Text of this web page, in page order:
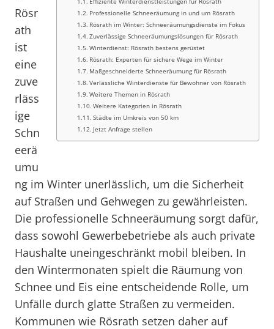
Professionelle Schneeräumung in und um Rösrath
Rösrath im Winter: Schneeräumungsdienste im Fokus
Zuverlässige Schneeräumungslösungen für Rösrath
Winterdienst: Rösrath bestens gerüstet
Rösrath: Experten für sichere Wege im Winter
Maßgeschneiderte Schneeräumung für Rösrath
Verlässliche Winterdienste für Bewohner von Rösrath
Weitere Themen in Rösrath
Weitere Kategorien in Rösrath
Städte im Umkreis von 50 km
Jetzt Anfrage stellen
Rösr
ath
ist
eine
zuve
rläss
ige
Schn
eerä
umu
ng im Winter unerlässlich, um die Sicherheit
auf Straßen und Gehwegen zu gewährleisten.
Die professionelle Schneeräumung sorgt dafür,
dass sowohl Gewerbebetriebe als auch private
Haushalte uneingeschränkt mobil bleiben. In
den Wintermonaten spielt die Räumung von
Schnee und Eis eine entscheidende Rolle, um
Unfälle durch glatte Straßen zu vermeiden.
Kommunen wie Rösrath setzen daher auf